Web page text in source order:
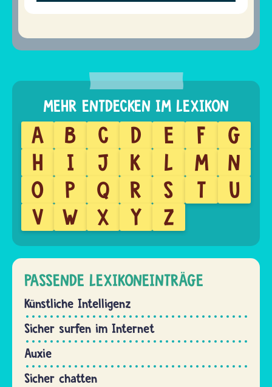
A B C D E F
G
H
I J K L M
N
O
P Q R S T
U
V
W X Y Z
PASSENDE LEXIKONEINTRÄGE
Künstliche Intelligenz
Sicher surfen im Internet
Auxie
Sicher chatten